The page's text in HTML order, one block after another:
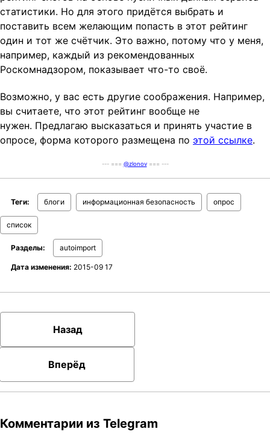
статистики. Но для этого придётся выбрать и
поставить всем желающим попасть в этот рейтинг
один и тот же счётчик. Это важно, потому что у меня,
например, каждый из рекомендованных
Роскомнадзором, показывает что-то своё.
Возможно, у вас есть другие соображения. Например,
вы считаете, что этот рейтинг вообще не
нужен. Предлагаю высказаться и принять участие в
опросе, форма которого размещена по этой ссылке.
--- === @zlonov=== ---
Теги: блоги информационная безопасность опрос
список
Разделы: autoimport
Дата изменения: 2015-09 17
Назад
Вперёд
Комментарии из Telegram